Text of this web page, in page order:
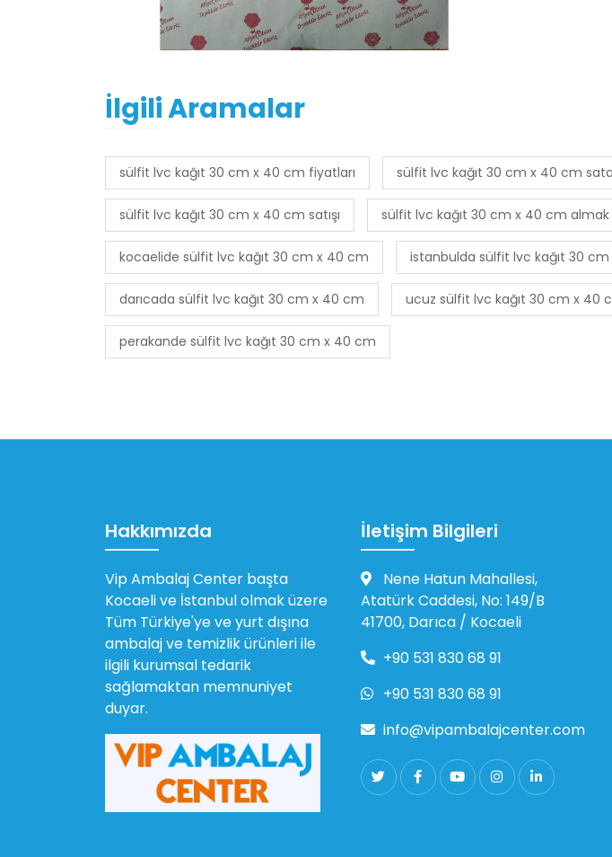
İlgili Aramalar
sülfit lvc kağıt 30 cm x 40 cm fiyatları sülfit lvc kağıt 30 cm x 40 cm
sülfit lvc kağıt 30 cm x 40 cm satışı sülfit lvc kağıt 30 cm x 40 cm
kocaelide sülfit lvc kağıt 30 cm x 40 cm istanbulda sülfit lvc kağıt 30
darıcada sülfit lvc kağıt 30 cm x 40 cm ucuz sülfit lvc kağıt 30 cm x 40
perakande sülfit lvc kağıt 30 cm x 40 cm
Hakkımızda
Vip Ambalaj Center başta
Kocaeli ve İstanbul olmak üzere
Tüm Türkiye'ye ve yurt dışına
ambalaj ve temizlik ürünleri ile
ilgili kurumsal tedarik
sağlamaktan memnuniyet
duyar.
İletişim Bilgileri
Nene Hatun Mahallesi,
Atatürk Caddesi, No: 149/B
41700, Darıca / Kocaeli
+90 531 830 68 91
+90 531 830 68 91
info@vipambalajcenter.com